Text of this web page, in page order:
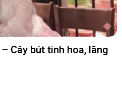
Cây bút tinh hoa, lãng